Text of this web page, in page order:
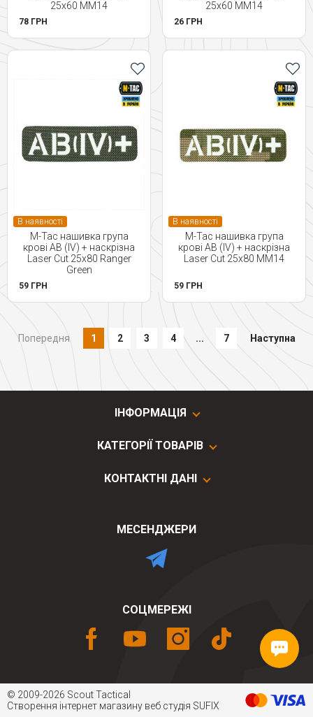
25х60 MM14
78 ГРН
25х60 MM14
26 ГРН
В наявності
M-Tac нашивка група
крові AB (IV) + наскрізна
Laser Cut 25х80 Ranger
Green
59 ГРН
В наявності
M-Tac нашивка група
крові AB (IV) + наскрізна
Laser Cut 25х80 MM14
59 ГРН
Попередня 1 2 3 4 ... 7 Наступна
ІНФОРМАЦІЯ
КАТЕГОРІЇ ТОВАРІВ
КОНТАКТНІ ДАНІ
МЕСЕНДЖЕРИ
СОЦМЕРЕЖІ
© 2009-2026 Scout Tactical
Створення інтернет магазину веб студія SUFIX